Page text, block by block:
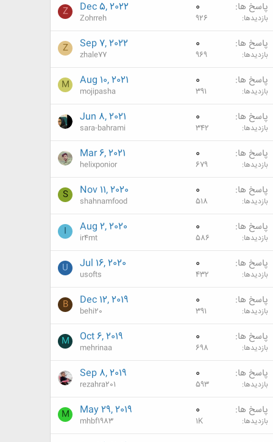
پاسخ ها 0
بازدیدها 926
Dec 5, 2022
Zohrreh
Z
پاسخ ها 0
بازدیدها 969
Sep 7, 2022
zhale77
Z
پاسخ ها 0
بازدیدها 391
Aug 10, 2021
mojipasha
M
پاسخ ها 0
بازدیدها 342
Jun 8, 2021
sara-bahrami
پاسخ ها 0
بازدیدها 679
Mar 6, 2021
helixponior
پاسخ ها 0
بازدیدها 518
Nov 11, 2020
shahnamfood
S
پاسخ ها 0
بازدیدها 586
Aug 2, 2020
ir4mt
I
پاسخ ها 0
بازدیدها 432
Jul 16, 2020
usofts
U
پاسخ ها 0
بازدیدها 391
Dec 12, 2019
behi20
B
پاسخ ها 0
بازدیدها 698
Oct 6, 2019
mehrinaa
M
پاسخ ها 0
بازدیدها 593
Sep 8, 2019
rezahra201
پاسخ ها 0
بازدیدها 1K
May 29, 2019
mhbf1983
M